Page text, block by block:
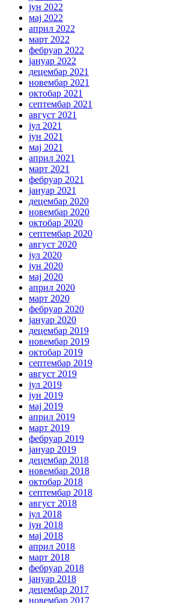
јун 2022
мај 2022
април 2022
март 2022
фебруар 2022
јануар 2022
децембар 2021
новембар 2021
октобар 2021
септембар 2021
август 2021
јул 2021
јун 2021
мај 2021
април 2021
март 2021
фебруар 2021
јануар 2021
децембар 2020
новембар 2020
октобар 2020
септембар 2020
август 2020
јул 2020
јун 2020
мај 2020
април 2020
март 2020
фебруар 2020
јануар 2020
децембар 2019
новембар 2019
октобар 2019
септембар 2019
август 2019
јул 2019
јун 2019
мај 2019
април 2019
март 2019
фебруар 2019
јануар 2019
децембар 2018
новембар 2018
октобар 2018
септембар 2018
август 2018
јул 2018
јун 2018
мај 2018
април 2018
март 2018
фебруар 2018
јануар 2018
децембар 2017
новембар 2017